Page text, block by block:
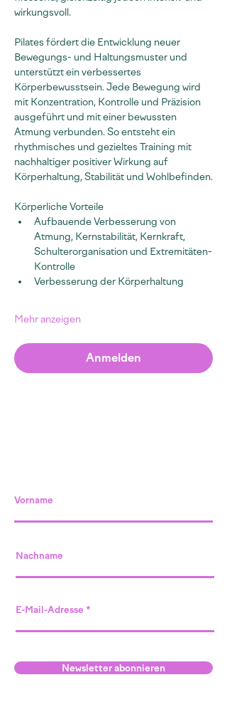
wirkungsvoll.
Pilates fördert die Entwicklung neuer
Bewegungs- und Haltungsmuster und
unterstützt ein verbessertes
Körperbewusstsein. Jede Bewegung wird
mit Konzentration, Kontrolle und Präzision
ausgeführt und mit einer bewussten
Atmung verbunden. So entsteht ein
rhythmisches und gezieltes Training mit
nachhaltiger positiver Wirkung auf
Körperhaltung, Stabilität und Wohlbefinden.
Körperliche Vorteile
Aufbauende Verbesserung von
Atmung, Kernstabilität, Kernkraft,
Schulterorganisation und Extremitäten-
Kontrolle
Verbesserung der Körperhaltung
Mehr anzeigen
Anmelden
Vorname
Nachname
E-Mail-Adresse
Newsletter abonnieren